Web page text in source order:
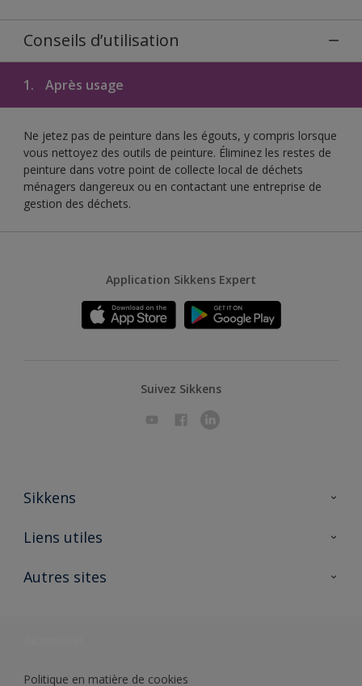
Conseils d’utilisation
1. Après usage
Ne jetez pas de peinture dans les égouts, y compris lorsque
vous nettoyez des outils de peinture. Éliminez les restes de
peinture dans votre point de collecte local de déchets
ménagers dangereux ou en contactant une entreprise de
gestion des déchets.
Application Sikkens Expert
Suivez Sikkens
Sikkens
A propos de Sikkens
Liens utiles
Ouvrir un magasin PASS
Autres sites
Politique en matière de cookies